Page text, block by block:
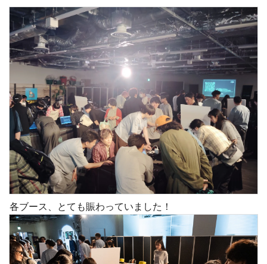
各ブース、とても賑わっていました！